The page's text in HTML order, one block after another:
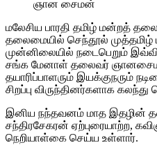
ஞான சைமன்
மலேசிய பாரதி தமிழ் மன்றத்
தலைமையில் செந்தூல் முத்தமிழ்
முன்னிலையில் நடைபெறும்
சங்க மேனாள் தலைவர்
தயாரிப்பாளரும் இயக்குநரும்
சிறப்பு விருந்தினர்களாக
இனிய நந்தவனம் மாத இதழின்
சந்திரசேகரன் ஏற்புரையாற்ற,
நெறியாள்கை செய்ய உள்ளார்.